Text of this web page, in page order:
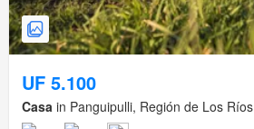
UF 5.100
Casa in Panguipulli, Región de Los Ríos